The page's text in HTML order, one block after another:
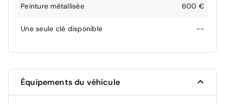
Peinture métallisée 600 €
Une seule clé disponible --
Équipements du véhicule